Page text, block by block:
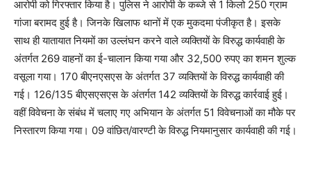
आरोपी को गिरफ्तार किया है। पुलिस ने आरोपी के कब्जे से 1 किलो 250 ग्राम
गांजा बरामद हुई है। जिनके खिलाफ थानों में एक मुकदमा पंजीकृत है। इसके
साथ ही यातायात नियमों का उल्लंघन करने वाले व्यक्तियों के विरुद्ध कार्यवाही के
अंतर्गत 269 वाहनों का ई-चालान किया गया और 32,500 रुपए का शमन शुल्क
वसूला गया। 170 बीएनएसएस के अंतर्गत 37 व्यक्तियों के विरुद्ध कार्यवाही की
गई। 126/135 बीएसएसएस के अंतर्गत 142 व्यक्तियों के विरुद्ध कार्रवाई हुई।
वहीं विवेचना के संबंध में चलाए गए अभियान के अंतर्गत 51 विवेचनाओं का मौके पर
निस्तारण किया गया। 09 वांछित/वारण्टी के विरुद्ध नियमानुसार कार्यवाही की गई।